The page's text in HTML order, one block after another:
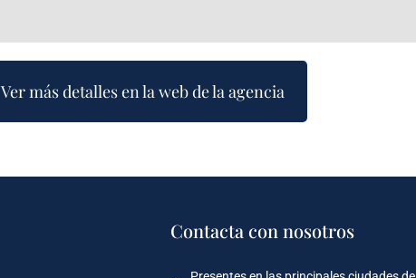
Ver más detalles en la web de la agencia
Contacta con nosotros